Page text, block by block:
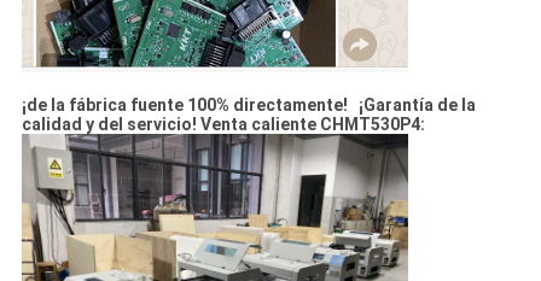
¡de la fábrica fuente 100% directamente! ¡Garantía de la
calidad y del servicio! Venta caliente CHMT530P4: